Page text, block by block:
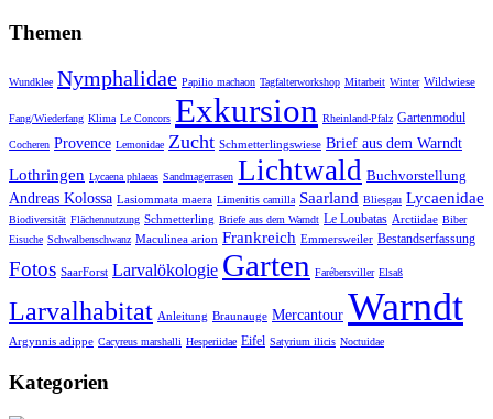
Themen
Wundklee Nymphalidae Papilio machaon Tagfalterworkshop Mitarbeit Winter Wildwiese
Fang/Wiederfang Klima Le Concors Exkursion Rheinland-Pfalz Gartenmodul
Cocheren Provence Lemonidae Zucht Schmetterlingswiese Brief aus dem Warndt
Lothringen Lycaena phlaeas Sandmagerrasen Lichtwald Buchvorstellung
Andreas Kolossa Lasiommata maera Limenitis camilla Saarland Bliesgau Lycaenidae
Biodiversität Flächennutzung Schmetterling Briefe aus dem Warndt Le Loubatas Arctiidae Biber
Eisuche Schwalbenschwanz Maculinea arion Frankreich Emmersweiler Bestandserfassung
Fotos SaarForst Larvalökologie Garten Farébersviller Elsaß
Larvalhabitat Anleitung Braunauge Mercantour Warndt
Argynnis adippe Cacyreus marshalli Hesperiidae Eifel Satyrium ilicis Noctuidae
Kategorien